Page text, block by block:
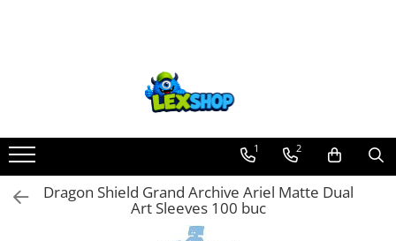
Board Games
Extensii boardgames
Card Games (jocuri cu carti)
1 2
Dragon Shield Grand Archive Ariel Matte Dual
Art Sleeves 100 buc